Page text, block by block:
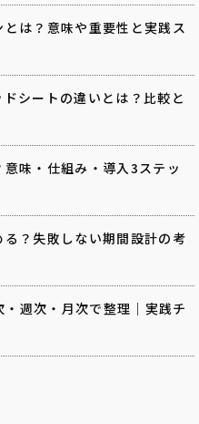
とは？意味や重要性と実践ス
ドシートの違いとは？比較と
意味・仕組み・導入3ステッ
？失敗しない期間設計の考
週次・月次で整理｜実践チ